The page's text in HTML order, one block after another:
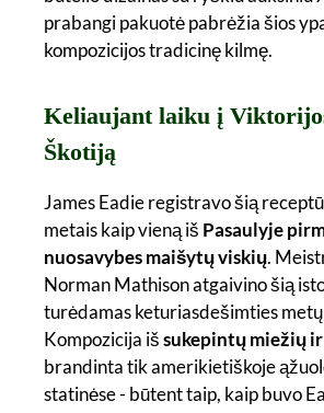
prabangi pakuotė pabrėžia šios
kompozicijos tradicinę kilmę.
Keliaujant laiku į
Škotiją
James Eadie registravo šią
metais kaip vieną iš Pasaulyje
nuosavybes maišytų viskių.
Norman Mathison atgaivino šią
turėdamas keturiasdešimties
Kompozicija išsukepintų miežių
brandinta tik amerikietiškoje
statinėse - būtent taip, kaip buvo